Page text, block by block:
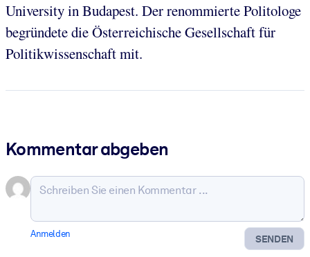
University in Budapest. Der renommierte Politologe
begründete die Österreichische Gesellschaft für
Politikwissenschaft mit.
Kommentar abgeben
SENDEN
Anmelden